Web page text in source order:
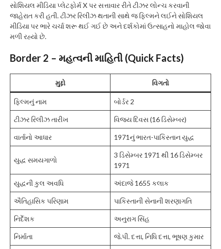
સોશિયલ મીડિયા પ્લેટફોર્મ X પર સત્તાવાર રીતે ટીઝર લોન્ચ કરવાની
જાહેરાત કરી હતી. ટીઝર રિલીઝ થતાની સાથે જ ફિલ્મને લઈને સોશિયલ
મીડિયા પર ભારે ચર્ચા શરૂ થઈ ગઈ છે અને દર્શકોમાં ઉત્સાહનો માહોલ જોવા
મળી રહ્યો છે.
Border 2 – મહત્વની માહિતી (Quick Facts)
મુદ્દો વિગતો
ફિલ્મનું નામ બોર્ડર 2
ટીઝર રિલીઝ તારીખ વિજય દિવસ (16 ડિસેમ્બર)
વાર્તાનો આધાર 1971નું ભારત-પાકિસ્તાન યુદ્ધ
યુદ્ધ સમયગાળો
3 ડિસેમ્બર 1971 થી 16 ડિસેમ્બર
1971
યુદ્ધની કુલ અવધિ અંદાજે 1655 કલાક
ઐતિહાસિક પરિણામ પાકિસ્તાની સેનાની શરણાગતિ
નિર્દેશક અનુરાગ સિંહ
નિર્માતા જે.પી. દત્તા, નિધિ દત્તા, ભૂષણ કુમાર